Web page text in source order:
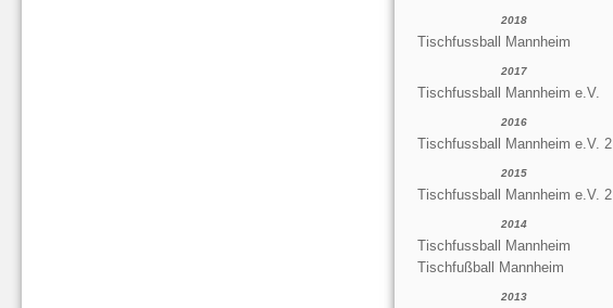
2018
Tischfussball Mannheim
2017
Tischfussball Mannheim e.V.
2016
Tischfussball Mannheim e.V. 2
2015
Tischfussball Mannheim e.V. 2
2014
Tischfussball Mannheim
Tischfußball Mannheim
2013